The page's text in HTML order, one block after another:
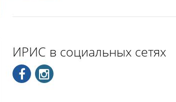
ИРИС в социальных сетях